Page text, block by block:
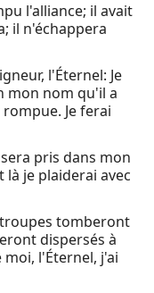
l'alliance; il avait
il n'échappera
l'Éternel: Je
mon nom qu'il a
Je ferai
pris dans mon
là je plaiderai avec
tomberont
dispersés à
moi, l'Éternel, j'ai